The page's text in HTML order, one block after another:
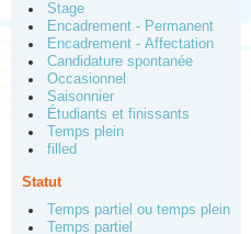
Stage
Encadrement - Permanent
Encadrement - Affectation
Candidature spontanée
Occasionnel
Saisonnier
Étudiants et finissants
Temps plein
filled
Statut
Temps partiel ou temps plein
Temps partiel